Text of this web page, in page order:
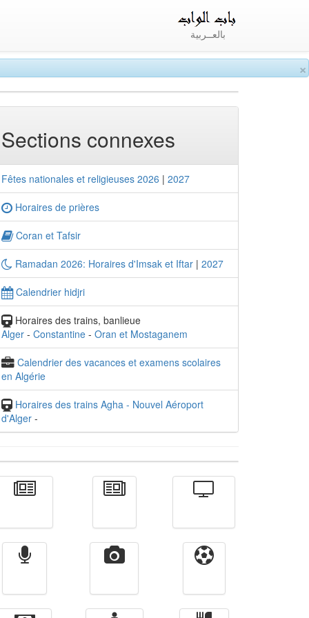
×
بالعــربية
Sections connexes
Fêtes nationales et religieuses 2026 | 2027
Horaires de prières
Coran et Tafsir
Ramadan 2026: Horaires d'Imsak et Iftar | 2027
Calendrier hidjri
Horaires des trains, banlieue
Alger - Constantine - Oran et Mostaganem
Calendrier des vacances et examens scolaires
en Algérie
Horaires des trains Agha - Nouvel Aéroport
d'Alger -